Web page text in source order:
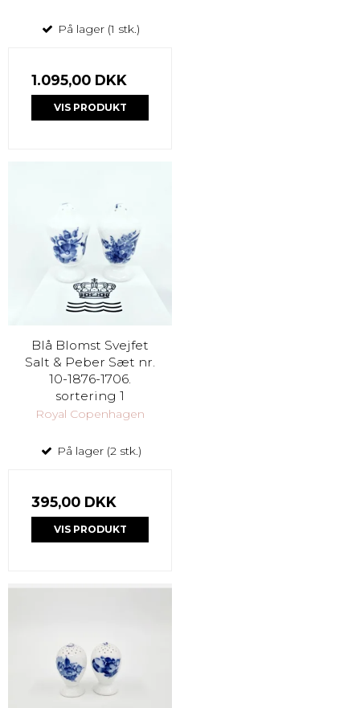
På lager (1 stk.)
1.095,00 DKK
VIS PRODUKT
Blå Blomst Svejfet
Salt & Peber Sæt nr.
10-1876-1706.
sortering 1
Royal Copenhagen
På lager (2 stk.)
395,00 DKK
VIS PRODUKT